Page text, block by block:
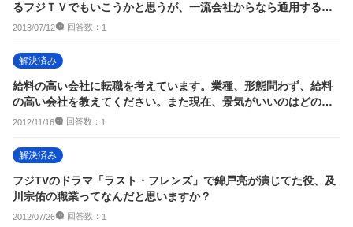
るフジＴＶでもいこうかと思うが、一流会社からなら通用するか
の
2013/07/12 回答数： 1
解決済み
給料の高い会社に転職を考えています。業種、形態問わず、給料
の高い会社を教えてください。また現在、景気がいいのはどの業
種ですか？体力には...
2012/11/16 回答数： 1
解決済み
フジTVのドラマ「ラスト・フレンズ」で錦戸亮が演じてた役、及
川宗佑の職業ってなんだと思いますか？
2012/07/26 回答数： 1